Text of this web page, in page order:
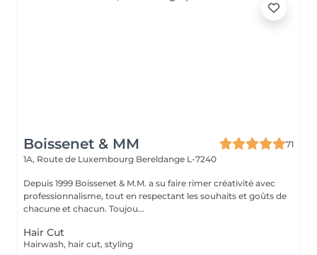
Boissenet & MM
71
1A, Route de Luxembourg Bereldange L-7240
Depuis 1999 Boissenet & M.M. a su faire rimer créativité avec
professionnalisme, tout en respectant les souhaits et goûts de
chacune et chacun. Toujou...
Hair Cut
Hairwash, hair cut, styling